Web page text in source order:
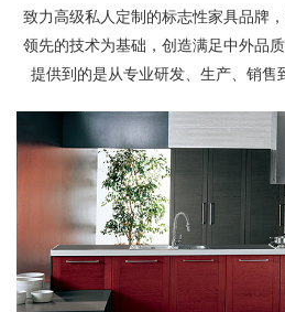
致力高级私人定制的标志性家具品牌
领先的技术为基础，创造满足中外品
提供到的是从专业研发、生产、销售